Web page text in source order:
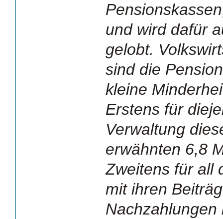
und wird dafür
gelobt.
sind die
kleine
Erstens für
Verwaltung
erwähnten 6,8
Zweitens für all
mit ihren
Nachzahlungen